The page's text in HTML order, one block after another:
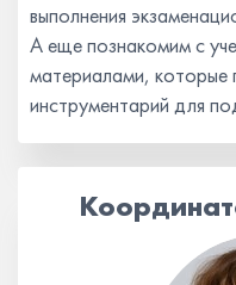
выполнения
А еще познакомим с
материалами, которые
инструментарий для